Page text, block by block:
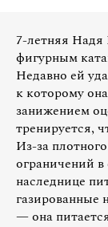
7-летняя Надя
фигурным
Недавно ей
к которому
занижением
тренируется,
Из-за
ограничений в
наследнице
газированные
— она